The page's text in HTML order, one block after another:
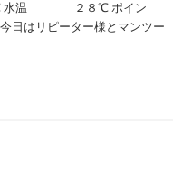
温 ２８℃ ポイン
はリピーター様とマンツー